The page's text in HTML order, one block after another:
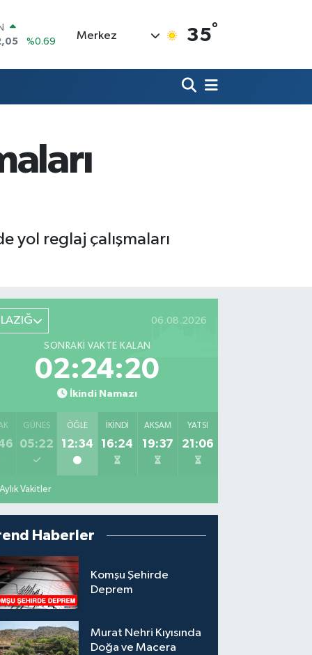
%0.06
%0.1
%48
Merkez 35°
yol reglaj çalışmaları
06.08.2026
SONRAKI VAKTE KALAN
02:24:19
İkindi Namazı
GÜNEŞ
05:22
ÖĞLE
12:34
İKINDI
16:24
AKŞAM
19:37
YATSI
21:06
Aylık Vakitler
Haberler
Komşu Şehirde
Deprem
Murat Nehri Kıyısında
Doğa ve Macera